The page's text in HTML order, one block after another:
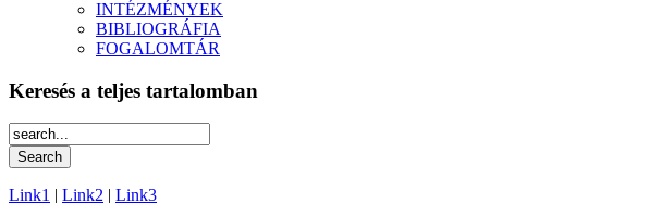
INTÉZMÉNYEK
BIBLIOGRÁFIA
FOGALOMTÁR
Keresés a teljes tartalomban
Link1 | Link2 | Link3